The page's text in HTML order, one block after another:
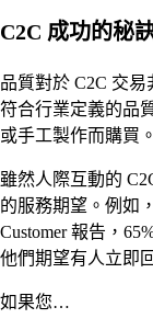
C2C 成功的秘
品質對於 C2C 交
符合行業定義的品
或手工製作而購買。
雖然人際互動的
的服務期望。例如
Customer 報告，
他們期望有人立即
如果您…